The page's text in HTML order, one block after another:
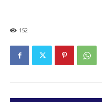
152